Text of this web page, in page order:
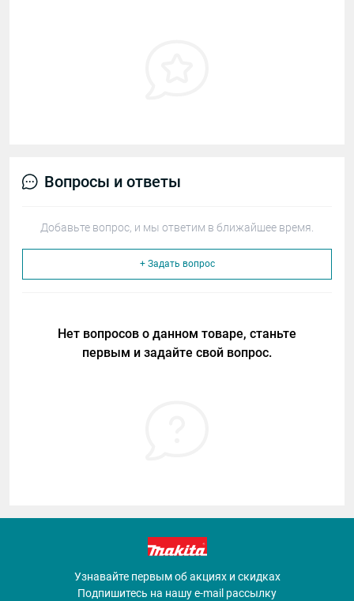
Вопросы и ответы
Добавьте вопрос, и мы ответим в ближайшее время.
+ Задать вопрос
Нет вопросов о данном товаре, станьте
первым и задайте свой вопрос.
Узнавайте первым об акциях и скидках
Подпишитесь на нашу e-mail рассылку